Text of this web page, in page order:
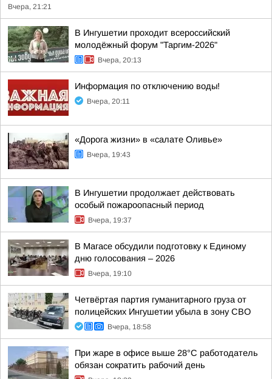
Вчера, 21:21
В Ингушетии проходит всероссийский
молодёжный форум "Таргим-2026"
Вчера, 20:13
Информация по отключению воды!
Вчера, 20:11
«Дорога жизни» в «салате Оливье»
Вчера, 19:43
В Ингушетии продолжает действовать
особый пожароопасный период
Вчера, 19:37
В Магасе обсудили подготовку к Единому
дню голосования – 2026
Вчера, 19:10
Четвёртая партия гуманитарного груза от
полицейских Ингушетии убыла в зону СВО
Вчера, 18:58
При жаре в офисе выше 28°C работодатель
обязан сократить рабочий день